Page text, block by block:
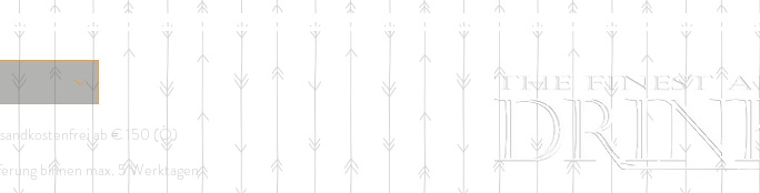
ab € 150 (Ö)
binnen max. 5 Werktagen